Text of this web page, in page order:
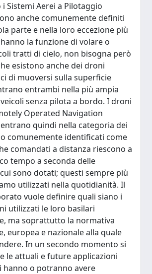
i Sistemi Aerei a Pilotaggio
anche comunemente definiti
parte e nella loro eccezione più
la funzione di volare o
tratti di cielo, non bisogna però
esistono anche dei droni
di muoversi sulla superficie
entrambi nella più ampia
senza pilota a bordo. I droni
Operated Navigation
quindi nella categoria dei
comunemente identificati come
comandati a distanza riescono a
tempo a seconda delle
sono dotati; questi sempre più
utilizzati nella quotidianità. Il
vuole definire quali siano i
utilizzati le loro basilari
ma soprattutto la normativa
europea e nazionale alla quale
In un secondo momento si
le attuali e future applicazioni
hanno o potranno avere